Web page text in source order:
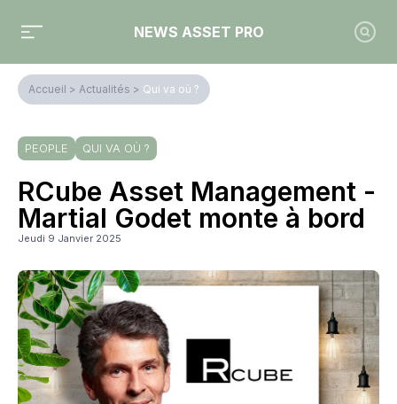
NEWS ASSET PRO
Accueil > Actualités > Qui va où ?
PEOPLE QUI VA OÙ ?
RCube Asset Management -
Martial Godet monte à bord
Jeudi 9 Janvier 2025